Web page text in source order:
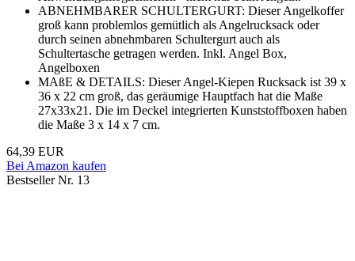
ABNEHMBARER SCHULTERGURT: Dieser Angelkoffer
groß kann problemlos gemütlich als Angelrucksack oder
durch seinen abnehmbaren Schultergurt auch als
Schultertasche getragen werden. Inkl. Angel Box,
Angelboxen
MAßE & DETAILS: Dieser Angel-Kiepen Rucksack ist 39 x
36 x 22 cm groß, das geräumige Hauptfach hat die Maße
27x33x21. Die im Deckel integrierten Kunststoffboxen haben
die Maße 3 x 14 x 7 cm.
64,39 EUR
Bei Amazon kaufen
Bestseller Nr. 13